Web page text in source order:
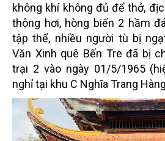
không khí không đủ để thở,
thông hơi, hòng biến 2 hầm
tập thể, nhiều người tù bị
Văn Xinh quê Bến Tre đã bị
trại 2 vào ngày 01/5/1965
nghỉ tại khu C Nghĩa Trang